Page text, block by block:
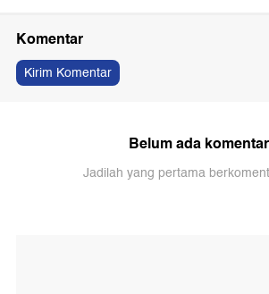
Komentar
Kirim Komentar
Belum ada
Jadilah yang pertama